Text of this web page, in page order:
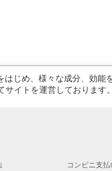
じめ、様々な成分、効
イトを運営しております。
コンビニ支